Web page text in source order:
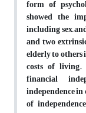
form of
showed the
including sex,
and two
elderly to
costs of
financial
independence
of